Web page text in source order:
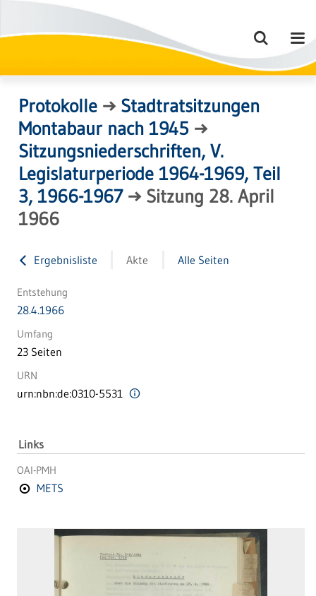
Protokolle → Stadtratsitzungen
Montabaur nach 1945 →
Sitzungsniederschriften, V.
Legislaturperiode 1964-1969, Teil
3, 1966-1967→ Sitzung 28. April
1966
Ergebnisliste Akte Alle Seiten
Entstehung
28.4.1966
Umfang
23 Seiten
URN
urn:nbn:de:0310-5531
Links
OAI-PMH
METS